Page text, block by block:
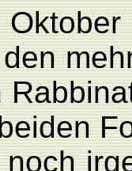
Oktober
den
F
noch